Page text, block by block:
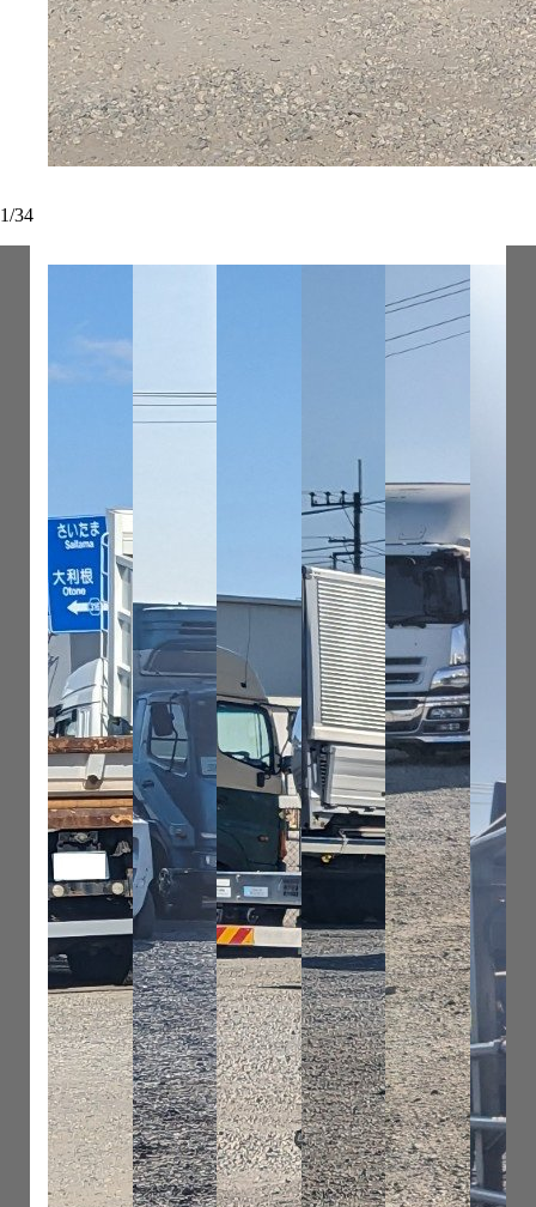
1/34